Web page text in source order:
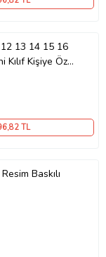
13 14 15 16
Kişiye Özel
,82 TL
Baskılı